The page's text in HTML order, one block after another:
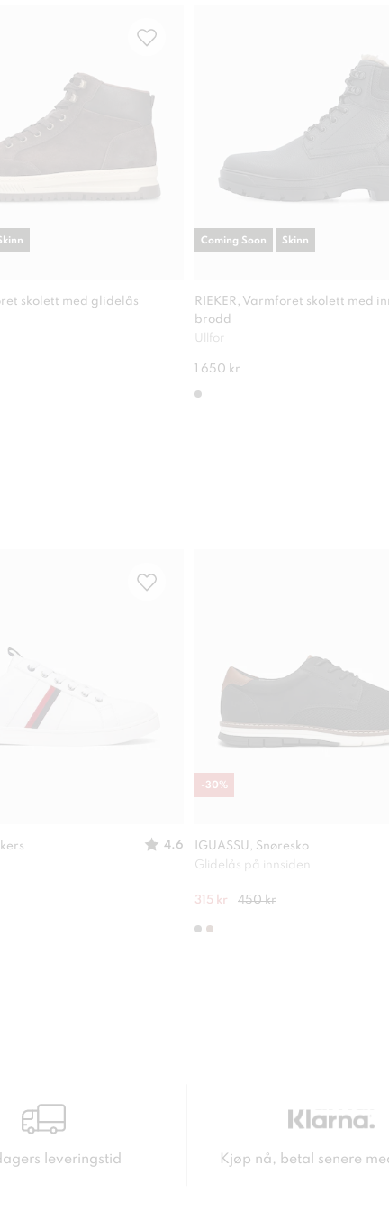
skolett med glidelås
RIEKER, Varmforet skolett med
brodd
Ullfor
1 650 kr
Coming Soon Skinn
4.6
IGUASSU, Snøresko
Glidelås på innsiden
315 kr 450 kr
-30%
leveringstid Kjøp nå, betal senere